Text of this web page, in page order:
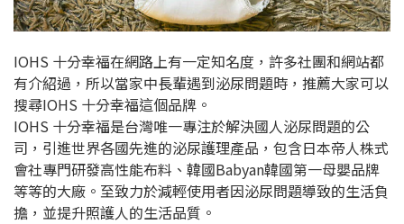
IOHS 十分幸福在網路上有一定知名度，許多社團和網站都
有介紹過，所以當家中長輩遇到泌尿問題時，推薦大家可以
搜尋IOHS 十分幸福這個品牌。
IOHS 十分幸福是台灣唯一專注於解決國人泌尿問題的公
司，引進世界各國先進的泌尿護理產品，包含日本帝人株式
會社專門研發高性能布料、韓國Babyan韓國第一母嬰品牌
等等的大廠。至致力於減輕使用者因泌尿問題導致的生活負
擔，並提升照護人的生活品質。